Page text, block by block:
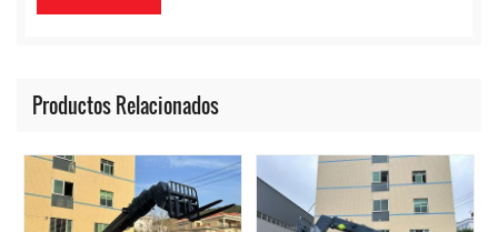
Productos Relacionados